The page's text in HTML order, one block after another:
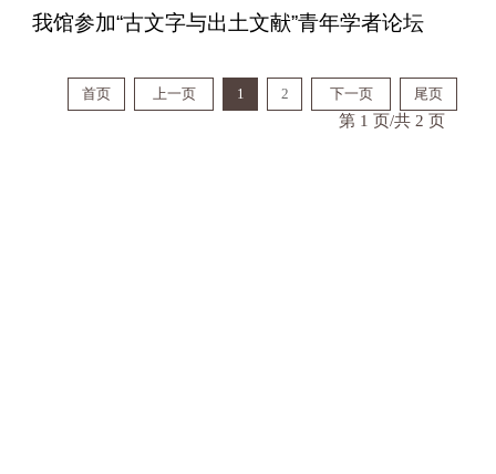
我馆参加“古文字与出土文献”青年学者论坛
首页 上一页 1 2 下一页 尾页
第 1 页/共 2 页